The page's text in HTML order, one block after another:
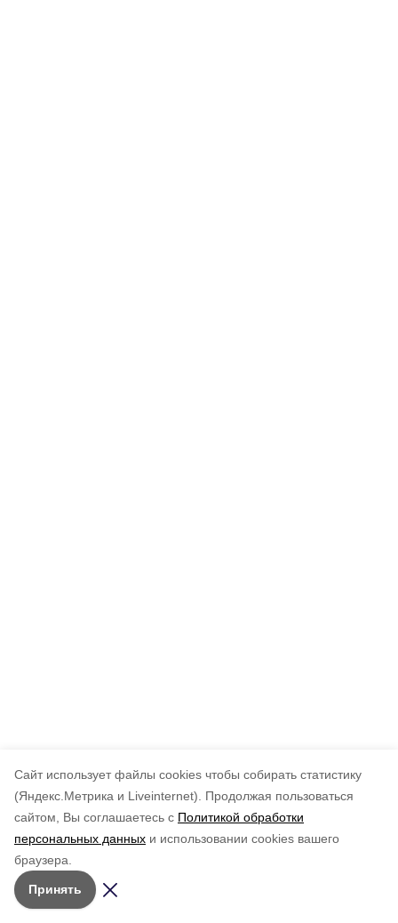
Cайт использует файлы cookies чтобы собирать статистику
(Яндекс.Метрика и Liveinternet).
Продолжая пользоваться
сайтом, Вы соглашаетесь с Политикой обработки
персональных данных и использовании cookies вашего
браузера.
Принять